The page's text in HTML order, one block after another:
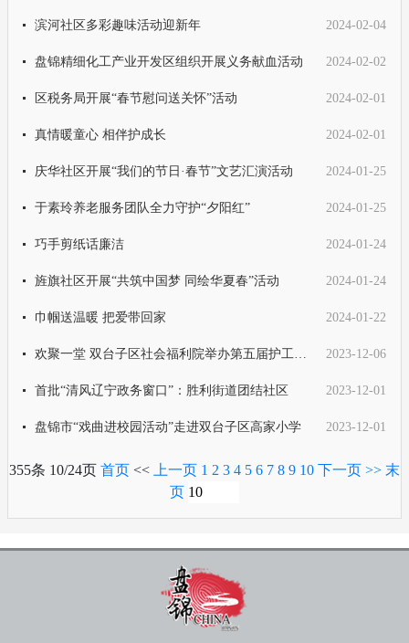
滨河社区多彩趣味活动迎新年 2024-02-04
盘锦精细化工产业开发区组织开展义务献血活动 2024-02-02
区税务局开展“春节慰问送关怀”活动 2024-02-01
真情暖童心 相伴护成长 2024-02-01
庆华社区开展“我们的节日·春节”文艺汇演活动 2024-01-25
于素玲养老服务团队全力守护“夕阳红” 2024-01-25
巧手剪纸话廉洁 2024-01-24
旌旗社区开展“共筑中国梦 同绘华夏春”活动 2024-01-24
巾帼送温暖 把爱带回家 2024-01-22
2023-12-06
首批“清风辽宁政务窗口”：胜利街道团结社区 2023-12-01
盘锦市“戏曲进校园活动”走进双台子区高家小学 2023-12-01
355条 10/24页 首页 << 上一页 1 2 3 4 5 6 7 8 9 10 下一页 >> 末
页